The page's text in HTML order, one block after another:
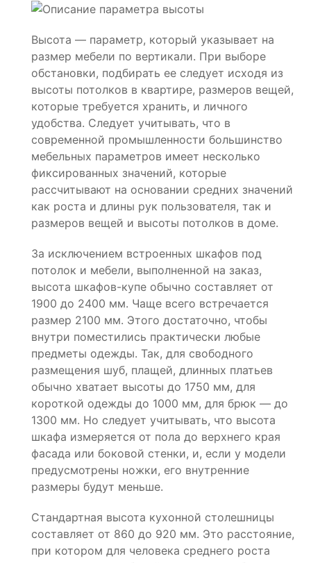
Высота — параметр, который указывает на
размер мебели по вертикали. При выборе
обстановки, подбирать ее следует исходя из
высоты потолков в квартире, размеров вещей,
которые требуется хранить, и личного
удобства. Следует учитывать, что в
современной промышленности большинство
мебельных параметров имеет несколько
фиксированных значений, которые
рассчитывают на основании средних значений
как роста и длины рук пользователя, так и
размеров вещей и высоты потолков в доме.
За исключением встроенных шкафов под
потолок и мебели, выполненной на заказ,
высота шкафов-купе обычно составляет от
1900 до 2400 мм. Чаще всего встречается
размер 2100 мм. Этого достаточно, чтобы
внутри поместились практически любые
предметы одежды. Так, для свободного
размещения шуб, плащей, длинных платьев
обычно хватает высоты до 1750 мм, для
короткой одежды до 1000 мм, для брюк — до
1300 мм. Но следует учитывать, что высота
шкафа измеряется от пола до верхнего края
фасада или боковой стенки, и, если у модели
предусмотрены ножки, его внутренние
размеры будут меньше.
Стандартная высота кухонной столешницы
составляет от 860 до 920 мм. Это расстояние,
при котором для человека среднего роста